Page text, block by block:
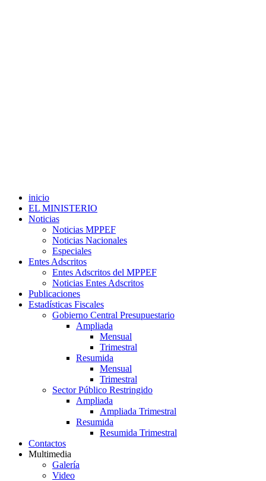
inicio
EL MINISTERIO
Noticias
Noticias MPPEF
Noticias Nacionales
Especiales
Entes Adscritos
Entes Adscritos del MPPEF
Noticias Entes Adscritos
Publicaciones
Estadísticas Fiscales
Gobierno Central Presupuestario
Ampliada
Mensual
Trimestral
Resumida
Mensual
Trimestral
Sector Público Restringido
Ampliada
Ampliada Trimestral
Resumida
Resumida Trimestral
Contactos
Multimedia
Galería
Video